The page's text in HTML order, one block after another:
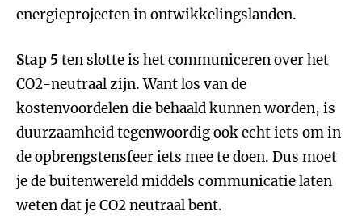
energieprojecten in ontwikkelingslanden.
Stap 5ten slotte is het communiceren over het
CO2-neutraal zijn. Want los van de
kostenvoordelen die behaald kunnen worden, is
duurzaamheid tegenwoordig ook echt iets om in
de opbrengstensfeer iets mee te doen. Dus moet
je de buitenwereld middels communicatie laten
weten dat je CO2 neutraal bent.